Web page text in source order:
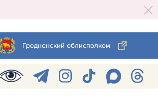
Гродненский облисполком